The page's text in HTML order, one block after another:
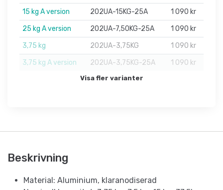
15 kg A version
202UA-15KG-25A
1 090 kr
25 kg A version
202UA-7,50KG-25A
1 090 kr
3,75 kg
202UA-3,75KG
1 090 kr
3,75 kg A version
202UA-3,75KG-25A 1 090 kr
Visa fler varianter
Beskrivning
Material: Aluminium, klaranodiserad